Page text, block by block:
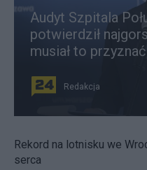
Audyt Szpitala
potwierdził
musiał to przyznać
Redakcja
Rekord na lotnisku we
serca